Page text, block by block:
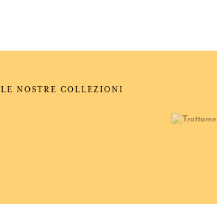
LE NOSTRE COLLEZIONI